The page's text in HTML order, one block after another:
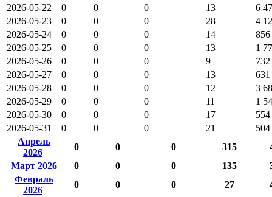
2026-05-22
0 0 0 13
6
2026-05-23
0 0 0 28
4
2026-05-24
0 0 0 14
856
2026-05-25
0 0 0 13
1
2026-05-26
0 0 0 9
732
2026-05-27
0 0 0 13
631
2026-05-28
0 0 0 12
3
2026-05-29
0 0 0 11
1
2026-05-30
0 0 0 17
554
2026-05-31
0 0 0 21
504
Апрель
2026
0 0 0 315
Март 2026
0 0 0 135
Февраль
2026
0 0 0 27